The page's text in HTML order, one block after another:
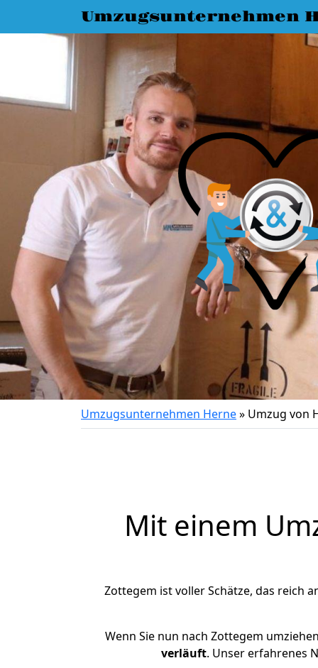
Umzugsunternehmen
Umzugsunternehmen Herne» Umzug von
Mit einem
Zottegem ist voller Schätze, das reich
Wenn Sie nun nach Zottegem
verläuft. Unser erfahrenes